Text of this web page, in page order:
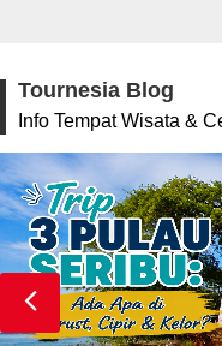
Tournesia Blog
Info Tempat Wisata &